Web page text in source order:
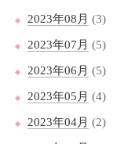
2023年08月 (3)
2023年07月 (5)
2023年06月 (5)
2023年05月 (4)
2023年04月 (2)